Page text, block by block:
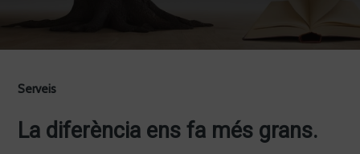
Serveis
La diferència ens fa més grans.